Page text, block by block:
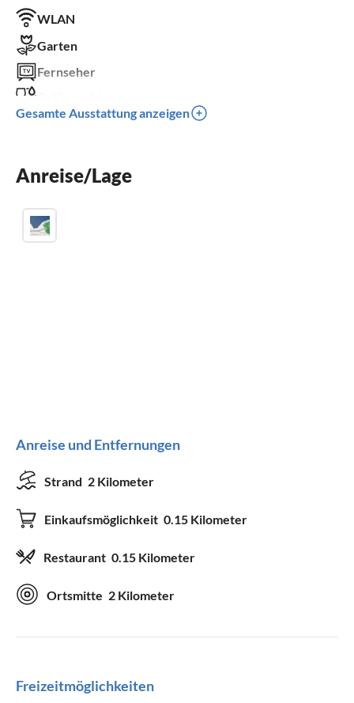
WLAN
Garten
Fernseher
Parkplatz
Gesamte Ausstattung anzeigen
Anreise/Lage
Anreise und Entfernungen
Strand 2 Kilometer
Einkaufsmöglichkeit 0.15 Kilometer
Restaurant 0.15 Kilometer
Ortsmitte 2 Kilometer
Freizeitmöglichkeiten